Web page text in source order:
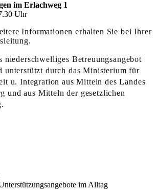
im Erlachweg 1
Uhr
Informationen erhalten Sie bei Ihrer
niederschwelliges Betreuungsangebot
unterstützt durch das Ministerium für
u. Integration aus Mitteln des Landes
und aus Mitteln der gesetzlichen
im Alltag